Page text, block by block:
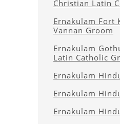
Christian Latin
Ernakulam Fort
Vannan Groom
Ernakulam
Latin Catholic
Ernakulam
Ernakulam
Ernakulam